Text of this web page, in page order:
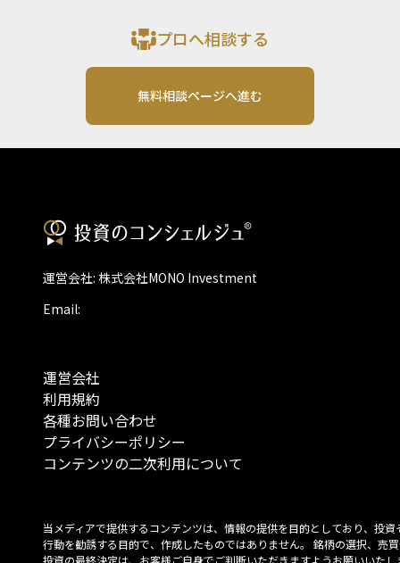
プロへ相談する
無料相談ページへ進む
運営会社: 株式会社MONO Investment
Email:
運営会社
利用規約
各種お問い合わせ
プライバシーポリシー
コンテンツの二次利用について
当メディアで提供するコンテンツは、情報の提供を目的としており、投資
行動を勧誘する目的で、作成したものではありません。 銘柄の選択、売
投資の最終決定は、お客様ご自身でご判断いただきますようお願いいたし